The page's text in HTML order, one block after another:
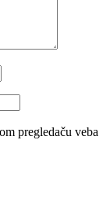
pregledaču veba